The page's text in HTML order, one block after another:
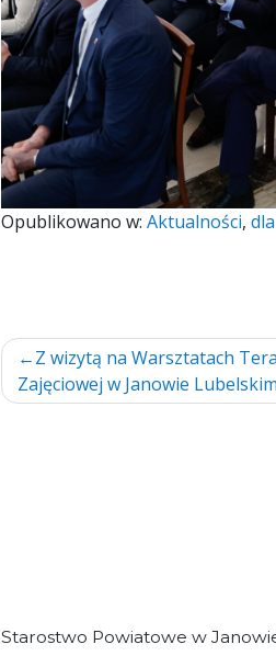
Opublikowano w: Aktualności,
Nawigacja
wpisu
Z wizytą na Warsztatach
Zajęciowej w Janowie Lubelskim
Starostwo Powiatowe w